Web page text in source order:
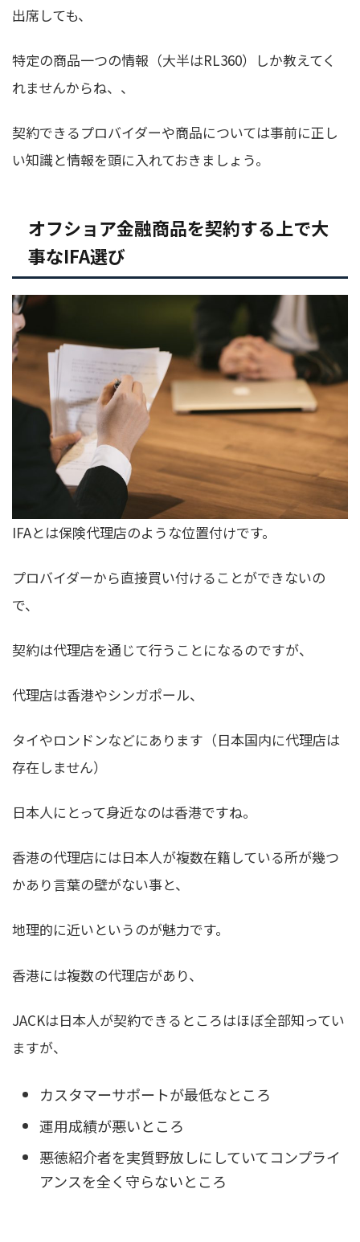
出席しても、
特定の商品一つの情報（大半はRL360）しか教えてく
れませんからね、、
契約できるプロバイダーや商品については事前に正し
い知識と情報を頭に入れておきましょう。
オフショア金融商品を契約する上で大
事なIFA選び
IFAとは保険代理店のような位置付けです。
プロバイダーから直接買い付けることができないの
で、
契約は代理店を通じて行うことになるのですが、
代理店は香港やシンガポール、
タイやロンドンなどにあります（日本国内に代理店は
存在しません）
日本人にとって身近なのは香港ですね。
香港の代理店には日本人が複数在籍している所が幾つ
かあり言葉の壁がない事と、
地理的に近いというのが魅力です。
香港には複数の代理店があり、
JACKは日本人が契約できるところはほぼ全部知ってい
ますが、
カスタマーサポートが最低なところ
運用成績が悪いところ
悪徳紹介者を実質野放しにしていてコンプライ
アンスを全く守らないところ